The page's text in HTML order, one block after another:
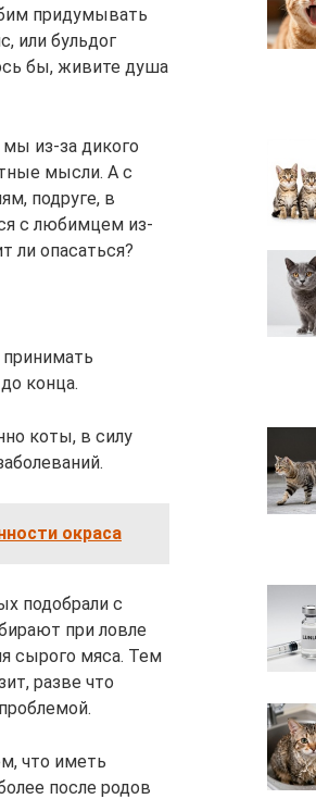
придумывать
или бульдог
бы, живите душа
из-за дикого
мысли. А с
подруге, в
с любимцем из-
ли опасаться?
конца.
коты, в силу
окраса
подобрали с
при ловле
сырого мяса. Тем
разве что
что иметь
после родов